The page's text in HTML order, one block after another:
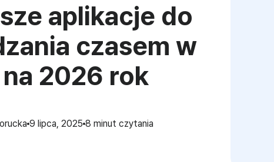
aplikacje do
czasem w
2026 rok
9 lipca, 2025 8 minut czytania